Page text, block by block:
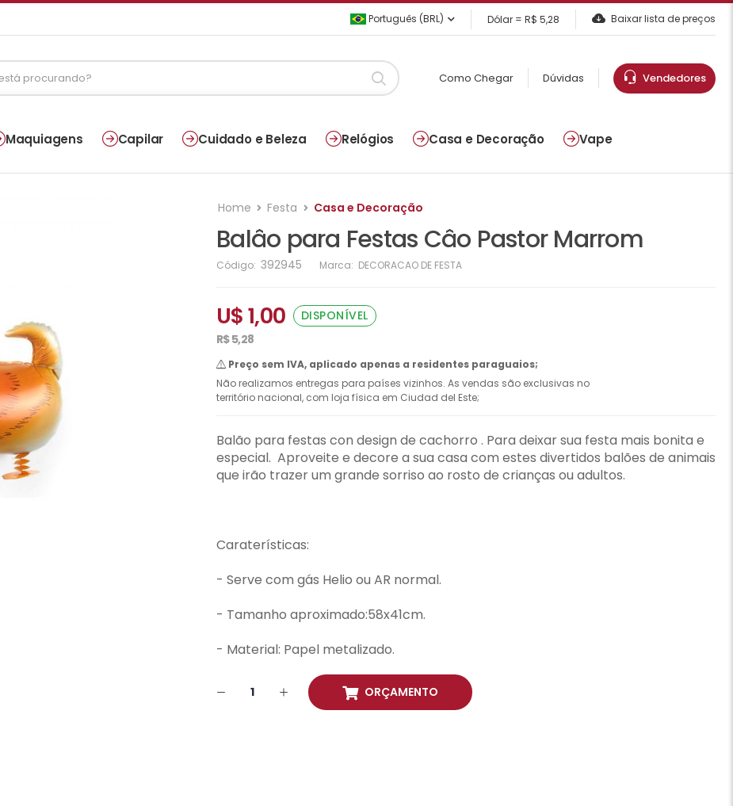
Português (BRL) Dólar = R$ 5,28 Baixar lista de preços
Como Chegar Dúvidas Vendedores
Maquiagens Capilar Cuidado e Beleza Relógios Casa e Decoração Vape
Home Festa Casa e Decoração
Balâo para Festas Câo Pastor Marrom
Código: 392945 Marca: DECORACAO DE FESTA
U$ 1,00
DISPONÍVEL
R$ 5,28
Preço sem IVA, aplicado apenas a residentes paraguaios;
Não realizamos entregas para países vizinhos. As vendas são exclusivas no
território nacional, com loja física em Ciudad del Este;
Balão para festas con design de cachorro . Para deixar sua festa mais bonita e
especial. Aproveite e decore a sua casa com estes divertidos balões de animais
que irão trazer um grande sorriso ao rosto de crianças ou adultos.
Caraterísticas:
- Serve com gás Helio ou AR normal.
- Tamanho aproximado:58x41cm.
- Material: Papel metalizado.
ORÇAMENTO